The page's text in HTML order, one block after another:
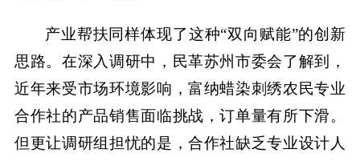
产业帮扶同样体现了这种“双向赋能”的创新
思路。在深入调研中，民革苏州市委会了解到，
近年来受市场环境影响，富纳蜡染刺绣农民专业
合作社的产品销售面临挑战，订单量有所下滑。
但更让调研组担忧的是，合作社缺乏专业设计人